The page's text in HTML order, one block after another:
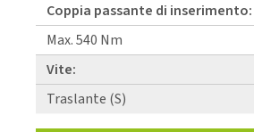
Coppia passante di inserimento:
Max. 540 Nm
Vite:
Traslante (S)